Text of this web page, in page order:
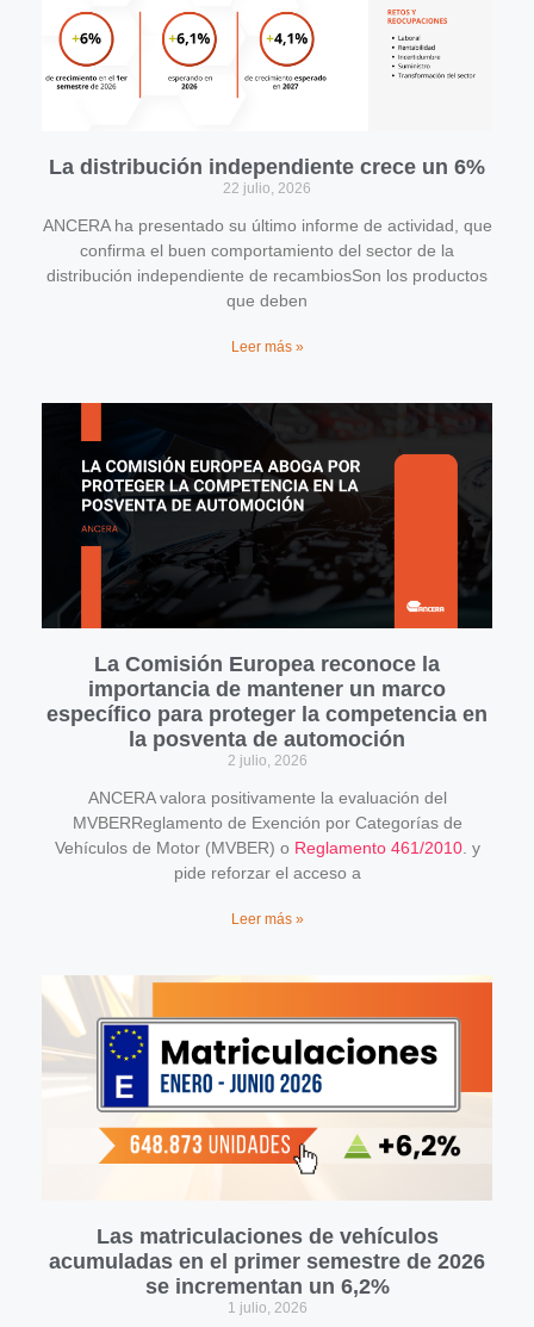
La distribución independiente crece un 6%
22 julio, 2026
ANCERA ha presentado su último informe de actividad, que
confirma el buen comportamiento del sector de la
distribución independiente de recambiosSon los productos
que deben
Leer más »
La Comisión Europea reconoce la
importancia de mantener un marco
específico para proteger la competencia en
la posventa de automoción
2 julio, 2026
ANCERA valora positivamente la evaluación del
MVBERReglamento de Exención por Categorías de
Vehículos de Motor (MVBER) o Reglamento 461/2010. y
pide reforzar el acceso a
Leer más »
Las matriculaciones de vehículos
acumuladas en el primer semestre de 2026
se incrementan un 6,2%
1 julio, 2026